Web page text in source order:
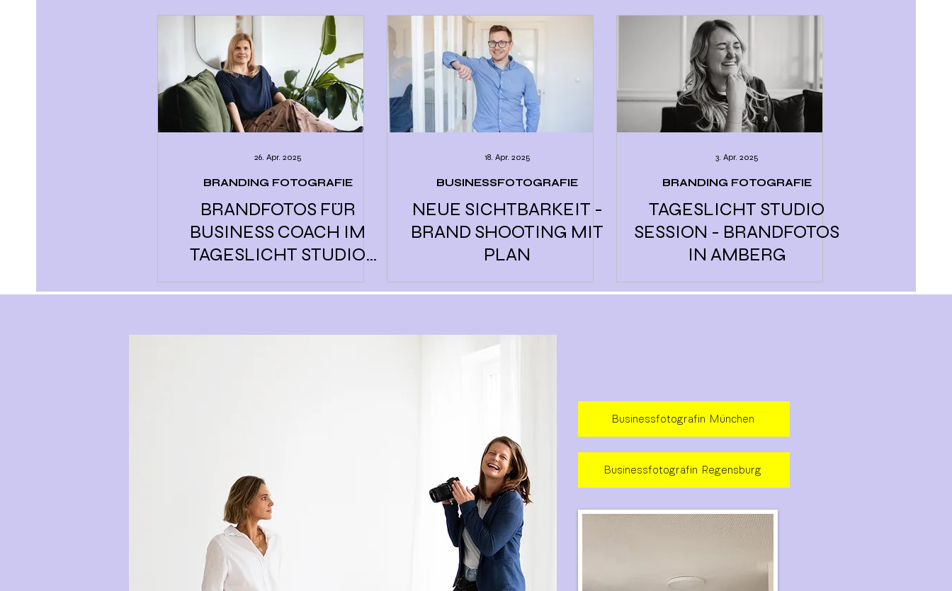
26. Apr. 2025
BRANDING FOTOGRAFIE
BRANDFOTOS FÜR
BUSINESS COACH IM
TAGESLICHT STUDIO
BEI AMBERG
18. Apr. 2025
BUSINESSFOTOGRAFIE
NEUE SICHTBARKEIT -
BRAND SHOOTING MIT
PLAN
3. Apr. 2025
BRANDING FOTOGRAFIE
TAGESLICHT STUDIO
SESSION - BRANDFOTOS
IN AMBERG
Businessfotografin München
Businessfotografin Regensburg